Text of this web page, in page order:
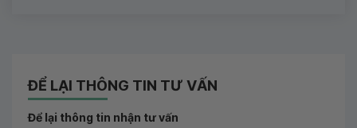
ĐỂ LẠI THÔNG TIN TƯ VẤN
Để lại thông tin nhận tư vấn